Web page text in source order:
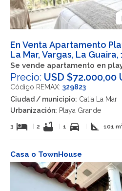
En Venta Apartamento
La Mar, Vargas, La Guaira,
Se vende apartamento en
Precio: USD $72.000,00
Código REMAX: 329823
Ciudad / municipio: Catia La Mar
Urbanización: Playa Grande
3 hotel 2 bathtub 1 directions_car square_foot 101
Casa o TownHouse